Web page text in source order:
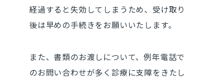
経過すると失効してしまうため、受け取り
後は早めの手続きをお願いいたします。
また、書類のお渡しについて、例年電話で
のお問い合わせが多く診療に支障をきたし